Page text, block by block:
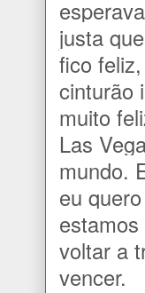
justa
fico
cinturão
muito
Las
mundo.
eu
voltar a
vencer.